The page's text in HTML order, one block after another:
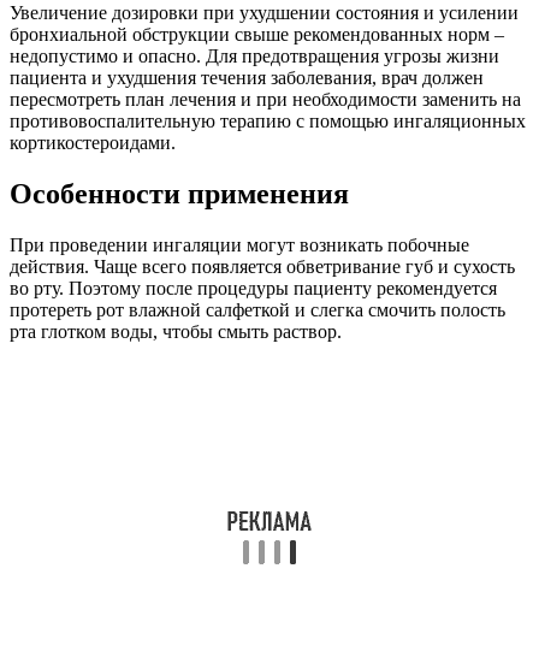
Увеличение дозировки при ухудшении состояния и усилении
бронхиальной обструкции свыше рекомендованных норм –
недопустимо и опасно. Для предотвращения угрозы жизни
пациента и ухудшения течения заболевания, врач должен
пересмотреть план лечения и при необходимости заменить на
противовоспалительную терапию с помощью ингаляционных
кортикостероидами.
Особенности применения
При проведении ингаляции могут возникать побочные
действия. Чаще всего появляется обветривание губ и сухость
во рту. Поэтому после процедуры пациенту рекомендуется
протереть рот влажной салфеткой и слегка смочить полость
рта глотком воды, чтобы смыть раствор.